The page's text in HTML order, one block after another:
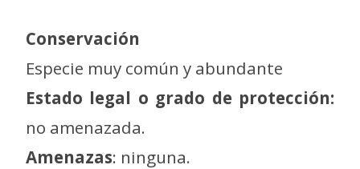
Conservación
Especie muy común y abundante
Estado legal o grado de protección:
no amenazada.
Amenazas: ninguna.